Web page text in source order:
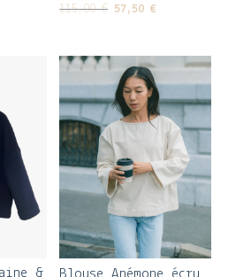
115,00€ Le
était :
115,00 €.
57,50€
est :
57,50 €.
& Blouse Anémone écru